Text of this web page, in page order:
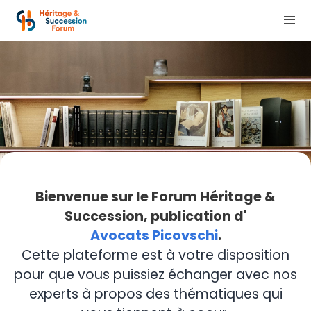
Bienvenue sur le Forum Héritage &
Succession, publication d'
Avocats Picovschi.
Cette plateforme est à votre disposition
pour que vous puissiez échanger avec nos
experts à propos des thématiques qui